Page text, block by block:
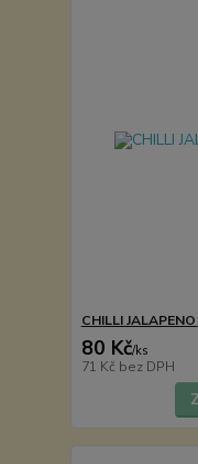
CHILLI
80 Kč/ks
71 Kč bez DPH